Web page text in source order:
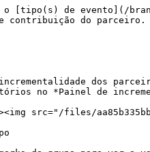
de evento](/
de contribuição
dos
no *Painel de
src="/files/